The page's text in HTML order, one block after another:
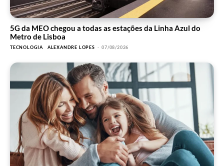
5G da MEO chegou a todas as estações da Linha Azul do
Metro de Lisboa
TECNOLOGIA ALEXANDRE LOPES - 07/08/2026